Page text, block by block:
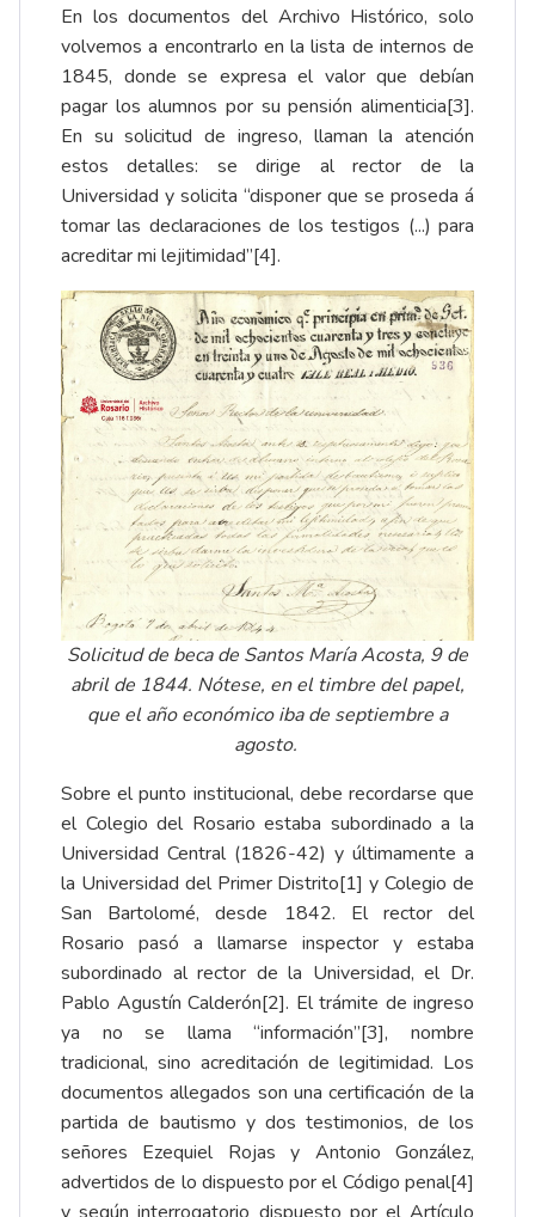
En los documentos del Archivo Histórico, solo
volvemos a encontrarlo en la lista de internos de
1845, donde se expresa el valor que debían
pagar los alumnos por su pensión alimenticia[3].
En su solicitud de ingreso, llaman la atención
estos detalles: se dirige al rector de la
Universidad y solicita “disponer que se proseda á
tomar las declaraciones de los testigos (...) para
acreditar mi lejitimidad”[4].
Solicitud de beca de Santos María Acosta, 9 de
abril de 1844. Nótese, en el timbre del papel,
que el año económico iba de septiembre a
agosto.
Sobre el punto institucional, debe recordarse que
el Colegio del Rosario estaba subordinado a la
Universidad Central (1826-42) y últimamente a
la Universidad del Primer Distrito[1] y Colegio de
San Bartolomé, desde 1842. El rector del
Rosario pasó a llamarse inspector y estaba
subordinado al rector de la Universidad, el Dr.
Pablo Agustín Calderón[2]. El trámite de ingreso
ya no se llama “información”[3], nombre
tradicional, sino acreditación de legitimidad. Los
documentos allegados son una certificación de la
partida de bautismo y dos testimonios, de los
señores Ezequiel Rojas y Antonio González,
advertidos de lo dispuesto por el Código penal[4]